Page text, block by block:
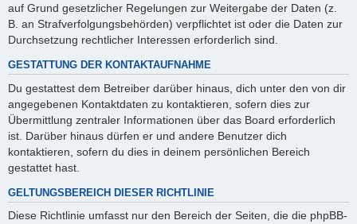
auf Grund gesetzlicher Regelungen zur Weitergabe der Daten (z.
B. an Strafverfolgungsbehörden) verpflichtet ist oder die Daten zur
Durchsetzung rechtlicher Interessen erforderlich sind.
GESTATTUNG DER KONTAKTAUFNAHME
Du gestattest dem Betreiber darüber hinaus, dich unter den von dir
angegebenen Kontaktdaten zu kontaktieren, sofern dies zur
Übermittlung zentraler Informationen über das Board erforderlich
ist. Darüber hinaus dürfen er und andere Benutzer dich
kontaktieren, sofern du dies in deinem persönlichen Bereich
gestattet hast.
GELTUNGSBEREICH DIESER RICHTLINIE
Diese Richtlinie umfasst nur den Bereich der Seiten, die die phpBB-